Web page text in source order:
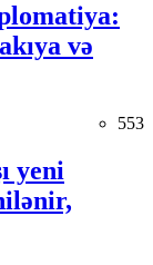
və
553
yeni